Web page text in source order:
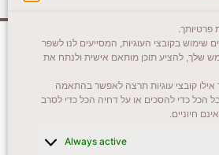
פרטיותך.
שימוש בקובצי העוגיות, המסייעים לנו לשפר
שלך, להציע תוכן מותאם אישית ולנתח את
קובצי עוגיות תרצה לאפשר בהתאמה
הכל כדי להסכים או על דחיה הכל כדי לסרב
חיוניים.
Always active
בשבת)
וואטסאפ